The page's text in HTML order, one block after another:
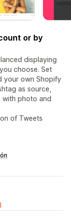
or by
displaying
choose. Set
your own Shopify
as source,
photo and
of Tweets